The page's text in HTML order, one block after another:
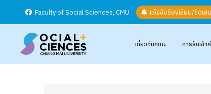
Faculty of Social Sciences, CMU แจ้งข้อร้องเรียน/ข้อเส
เกี่ยวกับคณะ การรับเข้า